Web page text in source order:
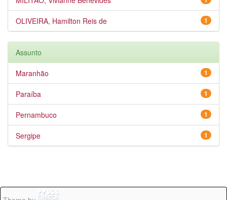
1
OLIVEIRA, Hamilton Reis de
Assunto
1
Maranhão
1
Paraíba
1
Pernambuco
1
Sergipe